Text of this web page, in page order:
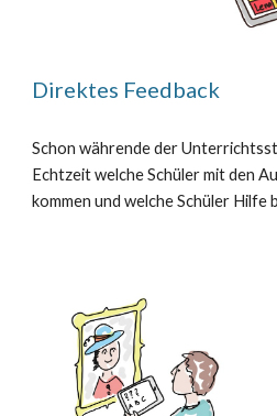
Direktes Feedback
Schon währende der
Echtzeit welche Schüler mit den
kommen und welche Schüler Hilfe